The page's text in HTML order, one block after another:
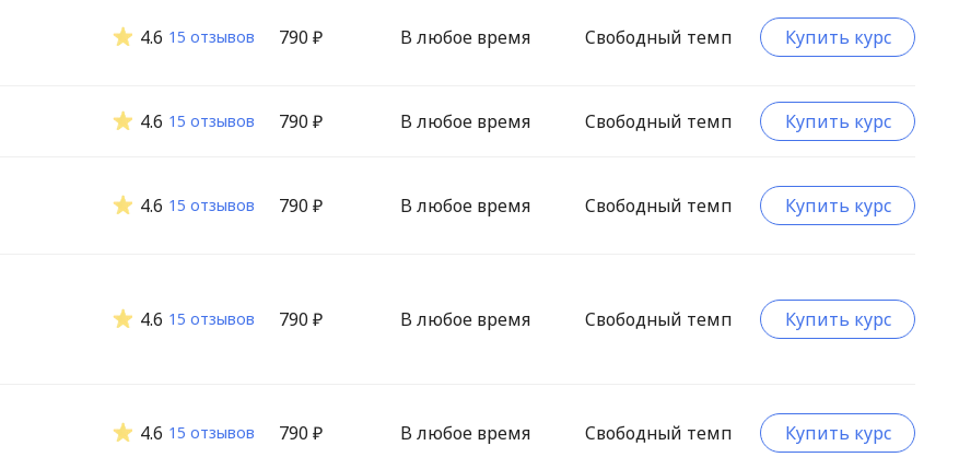
4.6 15 отзывов 790 ₽ Свободный темп
В любое время Купить курс
4.6 15 отзывов 790 ₽ Свободный темп
В любое время Купить курс
4.6 15 отзывов 790 ₽ Свободный темп
В любое время Купить курс
4.6 15 отзывов 790 ₽ Свободный темп
В любое время Купить курс
4.6 15 отзывов 790 ₽ Свободный темп
В любое время Купить курс